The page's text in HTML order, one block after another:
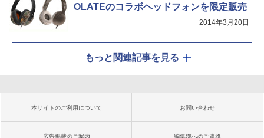
OLATEのコラボヘッドフォンを限定販売
2014年3月20日
もっと関連記事を見る
本サイトのご利用について お問い合わせ
広告掲載のご案内 編集部へのご連絡